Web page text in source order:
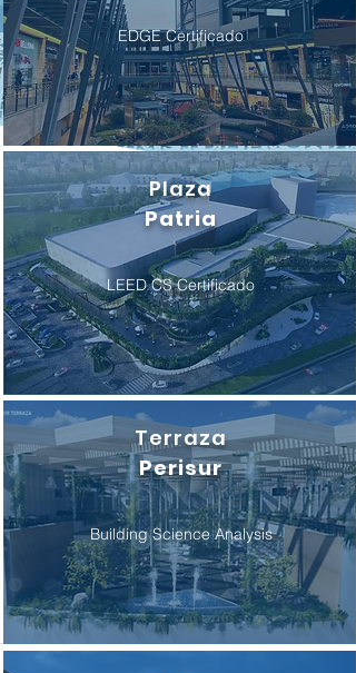
EDGE Certificado
Plaza
Patria
LEED CS Certificado
Terraza
Perisur
Building Science Analysis